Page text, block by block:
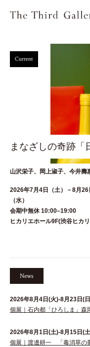
まなざしの奇跡「
山沢栄子、岡上淑子、今井壽
Current
2026年7月4日（土）－8月26
会期中無休 10:00–19:00
ヒカリエホール9F(渋谷ヒカリ
News
2026年8月4日(火)-8月23日(
個展｜石内都「ひろしま」森
2026年8月1日(土)-8月15日(
個展｜渡邊耕一 「毒消草